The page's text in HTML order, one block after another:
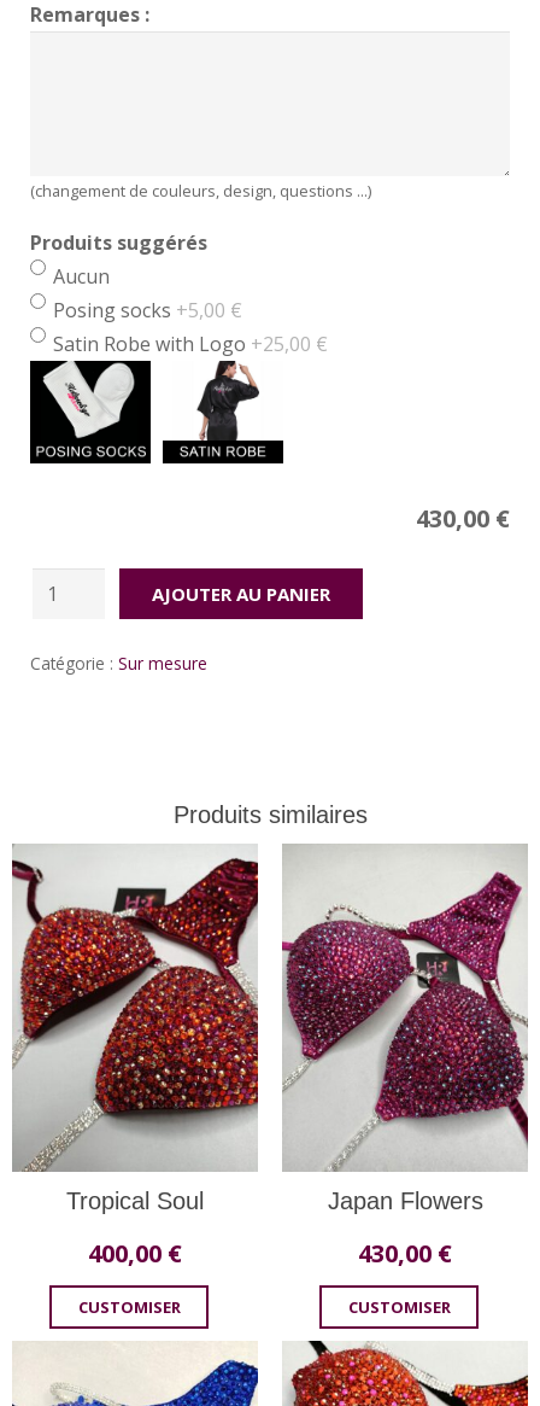
Remarques :
(changement de couleurs, design, questions ...)
Produits suggérés
Aucun
Posing socks +5,00 €
Satin Robe with Logo +25,00 €
430,00 €
quantité
Red
AJOUTER AU PANIER
Catégorie : Sur mesure
Produits similaires
Tropical Soul
400,00 €
CUSTOMISER
Japan Flowers
430,00 €
CUSTOMISER